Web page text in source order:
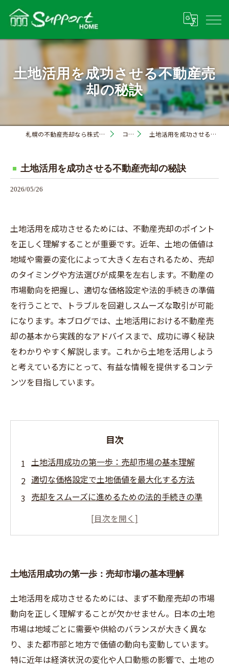
土地活用を成功させる不動産売
却の秘訣
札幌の不動産売却なら株式会社サポートホーム コラム 土地活用を成功させる不動産売却の秘訣
土地活用を成功させる不動産売却の秘訣
2026/05/26
土地活用を成功させるためには、不動産売却のポイント
を正しく理解することが重要です。近年、土地の価値は
地域や需要の変化によって大きく左右されるため、売却
のタイミングや方法選びが成果を左右します。不動産の
市場動向を把握し、適切な価格設定や法的手続きの準備
を行うことで、トラブルを回避しスムーズな取引が可能
になります。本ブログでは、土地活用における不動産売
却の基本から実践的なアドバイスまで、成功に導く秘訣
をわかりやすく解説します。これから土地を活用しよう
と考えている方にとって、有益な情報を提供するコンテ
ンツを目指しています。
目次
土地活用成功の第一歩：売却市場の基本理解
適切な価格設定で土地価値を最大化する方法
売却をスムーズに進めるための法的手続きの準
土地活用成功の第一歩：売却市場の基本理解
土地活用を成功させるためには、まず不動産売却の市場
動向を正しく理解することが欠かせません。日本の土地
市場は地域ごとに需要や供給のバランスが大きく異な
り、また都市部と地方で価値の動向も変動しています。
特に近年は経済状況の変化や人口動態の影響で、土地の